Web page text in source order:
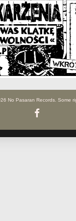
No Pasaran Records. Some
Facebook